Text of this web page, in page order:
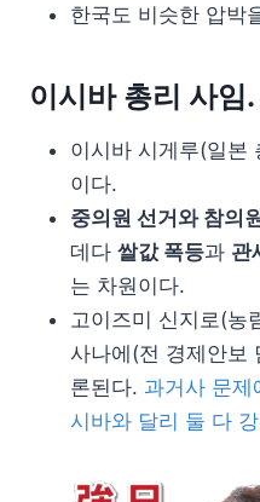
한국도 비슷한 압박
이시바 총리 사임.
이시바 시게루(일본
이다.
중의원 선거와 참의
데다 쌀값 폭등과 관
는 차원이다.
고이즈미 신지로(농
사나에(전 경제안보
론된다. 과거사 문제
시바와 달리 둘 다